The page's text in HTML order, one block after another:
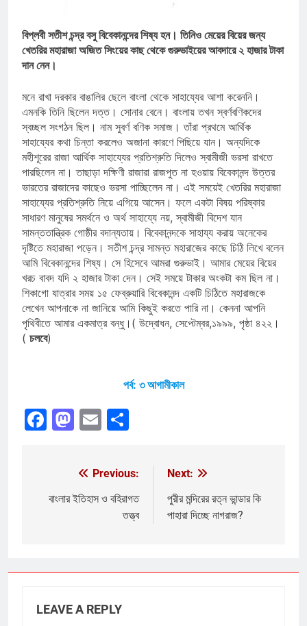
বিপ্লবী সতীশ চন্দ্র বসু বিবেকানন্দের শিষ্য হন। তিনিও মেয়ের বিয়ের জন্য
খেতরির মহারাজা অজিত সিংয়ের কাছ থেকে গুরুভাইয়ের আবদারে ২ হাজার টাকা
দান নেন।
মনে রাখা দরকার বাঙালির ছেলে বাংলা থেকে সাহায্যের আশা করেননি।
এমনকি তিনি ছিলেন দত্ত। সোনার বেনে। বাংলায় তখন স্বর্ণবণিকদের
স্বচ্ছল সংগঠন ছিল। নাম সুবর্ণ বণিক সমাজ। তাঁরা প্রথমে আর্থিক
সাহায্যের কথা চিন্তা করলেও অজানা কারণে পিছিয়ে যান। অন্যদিকে
মহীশূরের রাজা আর্থিক সাহায্যের প্রতিশ্রুতি দিলেও স্বামীজী ভরসা রাখতে
পারছিলেন না। তাছাড়া দক্ষিণী রাজারা রাজপুত না হওয়ায় বিবেকানন্দ উত্তর
ভারতের রাজাদের কাছেও ভরসা পাচ্ছিলেন না। এই সময়েই খেতরির মহারাজা
সাহায্যের প্রতিশ্রুতি নিয়ে এগিয়ে আসেন। ফলে একটা বিষয় পরিষ্কার
সাধারণ মানুষের সমর্থনে ও অর্থ সাহায্যে নয়, স্বামীজী বিদেশ যান
সামন্ততান্ত্রিক গোষ্ঠীর বদান্যতায়। বিবেকানন্দকে সাহায্য করায় অনেকের
দৃষ্টিতে মহারাজা পড়েন। সতীশ চন্দ্র সামন্ত মহারাজের কাছে চিঠি লিখে বলেন
আমি বিবেকানন্দের শিষ্য। সে হিসেবে আমরা গুরুভাই। আমার মেয়ের বিয়ের
খরচ বাবদ যদি ২ হাজার টাকা দেন। সেই সময়ে টাকার অংকটা কম ছিল না।
শিকাগো যাত্রার সময় ১৫ ফেব্রুয়ারি বিবেকানন্দ একটি চিঠিতে মহারাজকে
লেখেন আপনাকে না জানিয়ে আমি কিছুই করতে পারি না। কেননা আপনি
পৃথিবীতে আমার একমাত্র বন্ধু।( উদ্বোধন, সেপ্টেম্বর,১৯৯৯, পৃষ্ঠা ৪২২।
( চলবে)
পর্ব: ৩ আগামীকাল
Facebook
Mastodon
Email
navigation
Previous:
বাংলার ইতিহাস ও বহিরাগত
তত্ত্ব
Next:
পুরীর মন্দিরের রত্ন ভান্ডার কি
পাহারা দিচ্ছে নাগরাজ?
LEAVE A REPLY